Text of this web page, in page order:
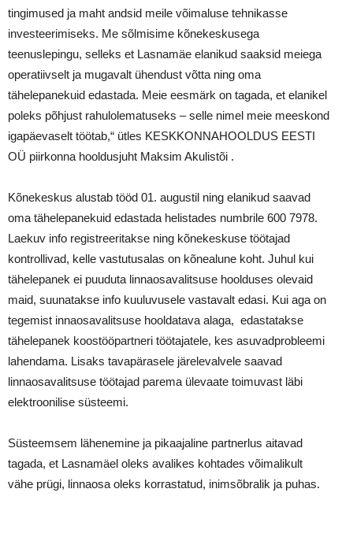
tingimused ja maht andsid meile võimaluse tehnikasse
investeerimiseks. Me sõlmisime kõnekeskusega
teenuslepingu, selleks et Lasnamäe elanikud saaksid meiega
operatiivselt ja mugavalt ühendust võtta ning oma
tähelepanekuid edastada. Meie eesmärk on tagada, et elanikel
poleks põhjust rahulolematuseks – selle nimel meie meeskond
igapäevaselt töötab,“ ütles KESKKONNAHOOLDUS EESTI
OÜ piirkonna hooldusjuht Maksim Akulistõi .
Kõnekeskus alustab tööd 01. augustil ning elanikud saavad
oma tähelepanekuid edastada helistades numbrile 600 7978.
Laekuv info registreeritakse ning kõnekeskuse töötajad
kontrollivad, kelle vastutusalas on kõnealune koht. Juhul kui
tähelepanek ei puuduta linnaosavalitsuse hoolduses olevaid
maid, suunatakse info kuuluvusele vastavalt edasi. Kui aga on
tegemist innaosavalitsuse hooldatava alaga, edastatakse
tähelepanek koostööpartneri töötajatele, kes asuvadprobleemi
lahendama. Lisaks tavapärasele järelevalvele saavad
linnaosavalitsuse töötajad parema ülevaate toimuvast läbi
elektroonilise süsteemi.
Süsteemsem lähenemine ja pikaajaline partnerlus aitavad
tagada, et Lasnamäel oleks avalikes kohtades võimalikult
vähe prügi, linnaosa oleks korrastatud, inimsõbralik ja puhas.